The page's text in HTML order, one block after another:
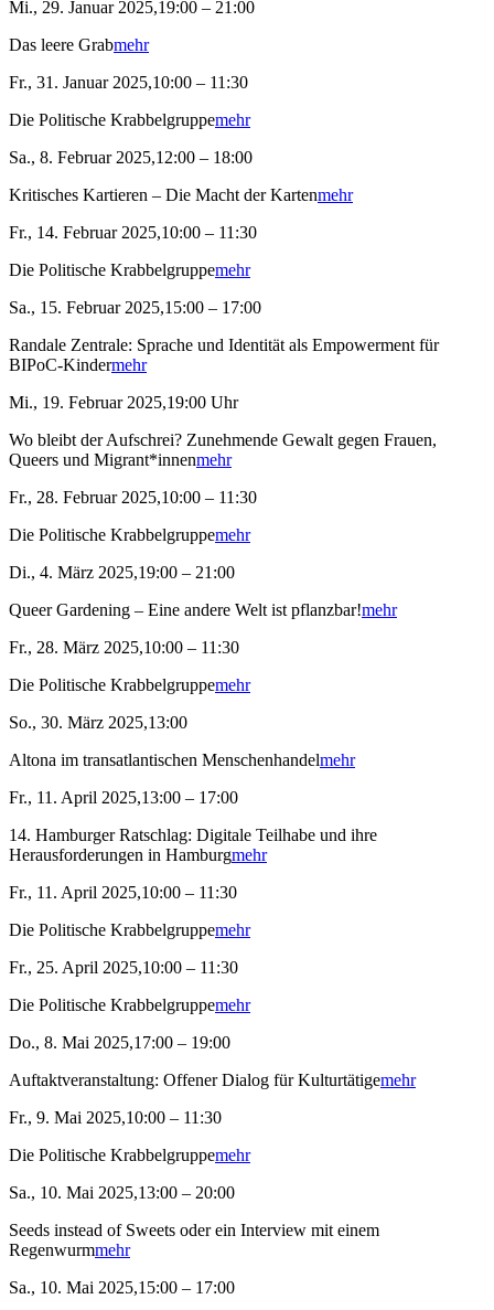
Mi., 29. Januar 2025,19:00 – 21:00
Das leere Grabmehr
Fr., 31. Januar 2025,10:00 – 11:30
Die Politische Krabbelgruppemehr
Sa., 8. Februar 2025,12:00 – 18:00
Kritisches Kartieren – Die Macht der Kartenmehr
Fr., 14. Februar 2025,10:00 – 11:30
Die Politische Krabbelgruppemehr
Sa., 15. Februar 2025,15:00 – 17:00
Randale Zentrale: Sprache und Identität als Empowerment für
BIPoC-Kindermehr
Mi., 19. Februar 2025,19:00 Uhr
Wo bleibt der Aufschrei? Zunehmende Gewalt gegen Frauen,
Queers und Migrant*innenmehr
Fr., 28. Februar 2025,10:00 – 11:30
Die Politische Krabbelgruppemehr
Di., 4. März 2025,19:00 – 21:00
Queer Gardening – Eine andere Welt ist pflanzbar!mehr
Fr., 28. März 2025,10:00 – 11:30
Die Politische Krabbelgruppemehr
So., 30. März 2025,13:00
Altona im transatlantischen Menschenhandelmehr
Fr., 11. April 2025,13:00 – 17:00
14. Hamburger Ratschlag: Digitale Teilhabe und ihre
Herausforderungen in Hamburgmehr
Fr., 11. April 2025,10:00 – 11:30
Die Politische Krabbelgruppemehr
Fr., 25. April 2025,10:00 – 11:30
Die Politische Krabbelgruppemehr
Do., 8. Mai 2025,17:00 – 19:00
Auftaktveranstaltung: Offener Dialog für Kulturtätigemehr
Fr., 9. Mai 2025,10:00 – 11:30
Die Politische Krabbelgruppemehr
Sa., 10. Mai 2025,13:00 – 20:00
Seeds instead of Sweets oder ein Interview mit einem
Regenwurmmehr
Sa., 10. Mai 2025,15:00 – 17:00